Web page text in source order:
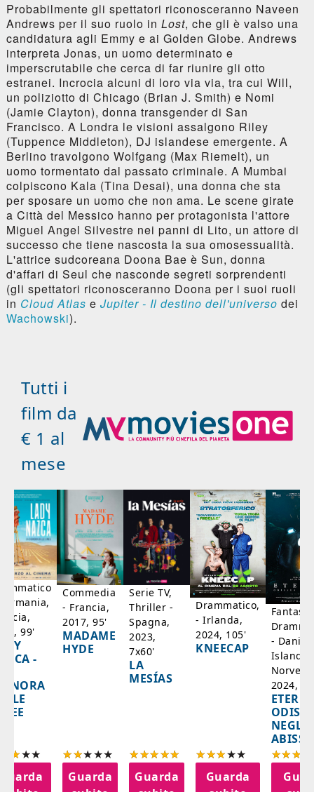
Probabilmente gli spettatori riconosceranno Naveen
Andrews per il suo ruolo in Lost, che gli è valso una
candidatura agli Emmy e ai Golden Globe. Andrews
interpreta Jonas, un uomo determinato e
imperscrutabile che cerca di far riunire gli otto
estranei. Incrocia alcuni di loro via via, tra cui Will,
un poliziotto di Chicago (Brian J. Smith) e Nomi
(Jamie Clayton), donna transgender di San
Francisco. A Londra le visioni assalgono Riley
(Tuppence Middleton), DJ islandese emergente. A
Berlino travolgono Wolfgang (Max Riemelt), un
uomo tormentato dal passato criminale. A Mumbai
colpiscono Kala (Tina Desai), una donna che sta
per sposare un uomo che non ama. Le scene girate
a Città del Messico hanno per protagonista l'attore
Miguel Angel Silvestre nei panni di Lito, un attore di
successo che tiene nascosta la sua omosessualità.
L'attrice sudcoreana Doona Bae è Sun, donna
d'affari di Seul che nasconde segreti sorprendenti
(gli spettatori riconosceranno Doona per i suoi ruoli
in Cloud Atlas e Jupiter - Il destino dell'universo dei
Wachowski).
Tutti i
film da
€ 1 al
mese
99'
-
Commedia
- Francia,
2017, 95'
MADAME
HYDE
Guarda
Serie TV,
Thriller -
Spagna,
2023,
7x60'
LA
MESÍAS
Guarda
Drammatico,
- Irlanda,
2024, 105'
KNEECAP
Guarda
-
Islanda,
2024,
NEGLI
ABISSI